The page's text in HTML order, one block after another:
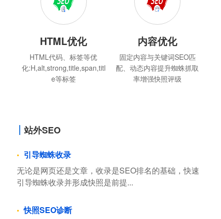
HTML优化
HTML代码、标签等优
化:H,alt,strong,title,span,titl
e等标签
内容优化
固定内容与关键词SEO匹
配、动态内容提升蜘蛛抓取
率增强快照评级
站外SEO
引导蜘蛛收录
无论是网页还是文章，收录是SEO排名的基础，快速
引导蜘蛛收录并形成快照是前提...
快照SEO诊断